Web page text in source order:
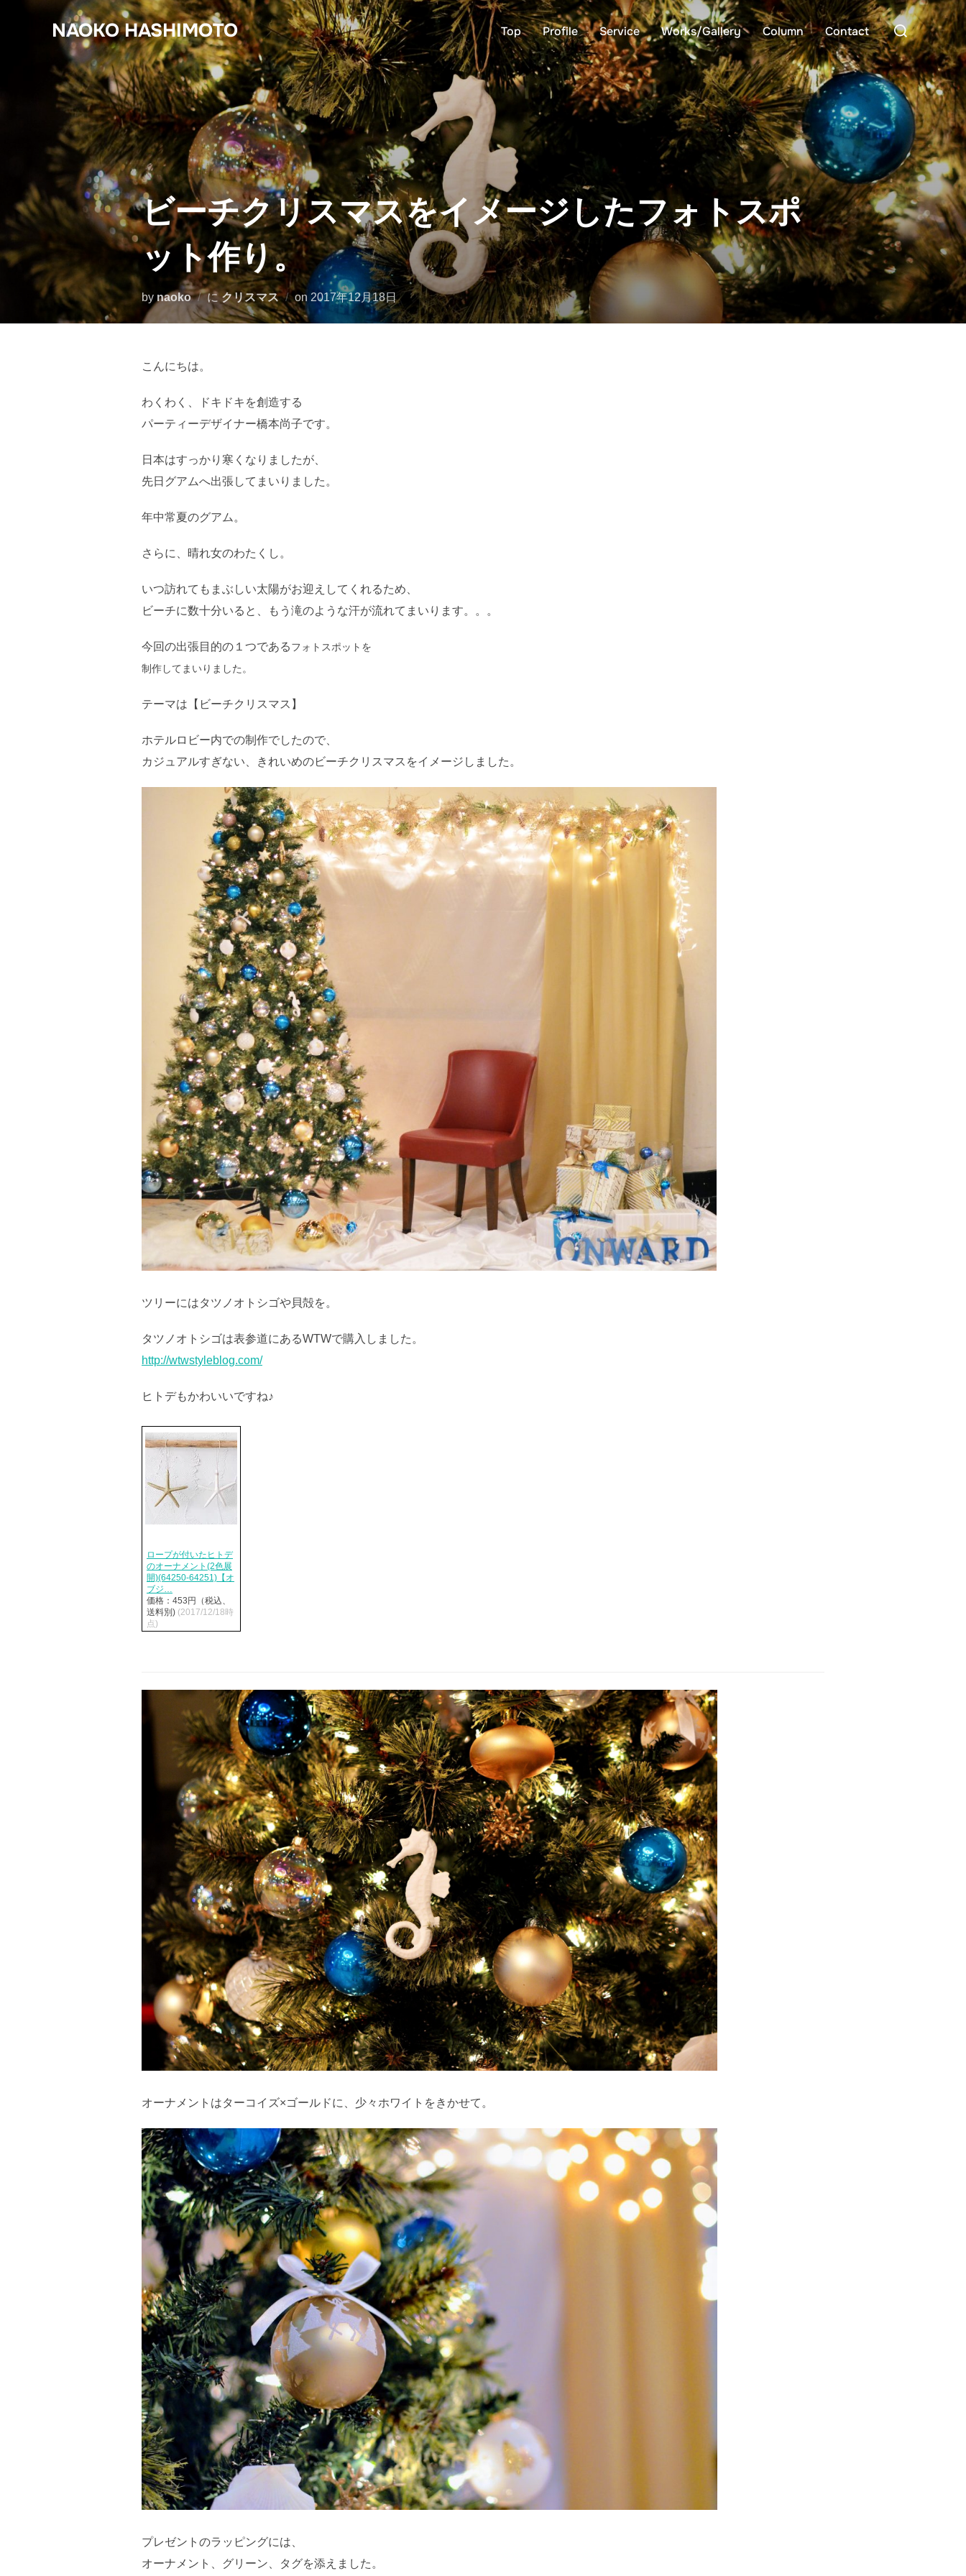
NAOKO HASHIMOTO Top Profile Service Works/Gallery Column Contact
検
索
対
象:
ビーチクリスマスをイメージしたフォトスポ
ット作り。
by naoko にクリスマス on 投
稿
2017年12月18日
こんにちは。
わくわく、ドキドキを創造する
パーティーデザイナー橋本尚子です。
日本はすっかり寒くなりましたが、
先日グアムへ出張してまいりました。
年中常夏のグアム。
さらに、晴れ女のわたくし。
いつ訪れてもまぶしい太陽がお迎えしてくれるため、
ビーチに数十分いると、もう滝のような汗が流れてまいります。。。
今回の出張目的の１つであるフォトスポットを
制作してまいりました。
テーマは【ビーチクリスマス】
ホテルロビー内での制作でしたので、
カジュアルすぎない、きれいめのビーチクリスマスをイメージしました。
ツリーにはタツノオトシゴや貝殻を。
タツノオトシゴは表参道にあるWTWで購入しました。
http://wtwstyleblog.com/
ヒトデもかわいいですね♪
ロープが付いたヒトデ
のオーナメント(2色展
開)(64250-64251)【オ
ブジ…
価格：453円（税込、
送料別) (2017/12/18時
点)
オーナメントはターコイズ×ゴールドに、少々ホワイトをきかせて。
プレゼントのラッピングには、
オーナメント、グリーン、タグを添えました。